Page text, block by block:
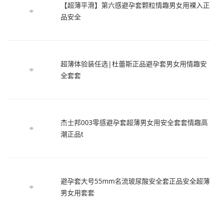
【超薄平滑】第六感避孕套颗粒情趣男女用裸入正
品安全
超薄体验装任选|杜蕾斯正品避孕套男女用情趣安
全套套
杰士邦003零感避孕套超薄男女用安全套套情趣高
潮正品t
避孕套大号55mm名流玻尿酸安全套正品安全超薄
男女用套套